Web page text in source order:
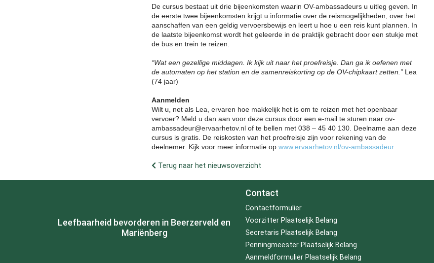
De cursus bestaat uit drie bijeenkomsten waarin OV-ambassadeurs u uitleg geven. In
de eerste twee bijeenkomsten krijgt u informatie over de reismogelijkheden, over het
aanschaffen van een geldig vervoersbewijs en leert u hoe u een reis kunt plannen. In
de laatste bijeenkomst wordt het geleerde in de praktijk gebracht door een stukje met
de bus en trein te reizen.
“Wat een gezellige middagen. Ik kijk uit naar het proefreisje. Dan ga ik oefenen met
de automaten op het station en de samenreiskorting op de OV-chipkaart zetten.” Lea
(74 jaar)
Aanmelden
Wilt u, net als Lea, ervaren hoe makkelijk het is om te reizen met het openbaar
vervoer? Meld u dan aan voor deze cursus door een e-mail te sturen naar ov-
ambassadeur@ervaarhetov.nl of te bellen met 038 – 45 40 130. Deelname aan deze
cursus is gratis. De reiskosten van het proefreisje zijn voor rekening van de
deelnemer. Kijk voor meer informatie op www.ervaarhetov.nl/ov-ambassadeur
Terug naar het nieuwsoverzicht
Leefbaarheid bevorderen in Beerzerveld en
Mariënberg
Contact
Contactformulier
Voorzitter Plaatselijk Belang
Secretaris Plaatselijk Belang
Penningmeester Plaatselijk Belang
Aanmeldformulier Plaatselijk Belang